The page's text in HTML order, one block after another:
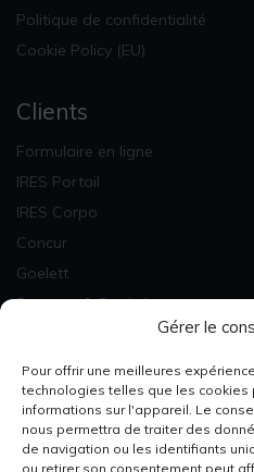
Gérer le
Pour offrir une meilleures
technologies telles que les cookies
informations sur l'appareil. Le
nous permettra de traiter des
de navigation ou les identifiants
ou retirer son consentement peut
Politique de confidentialité
Cookie Policy (EU)
Clients
Formulaire en ligne
IRES Portail
IRES Corpo
Concur
Goelett
Factures & Statistiques
Newsletter